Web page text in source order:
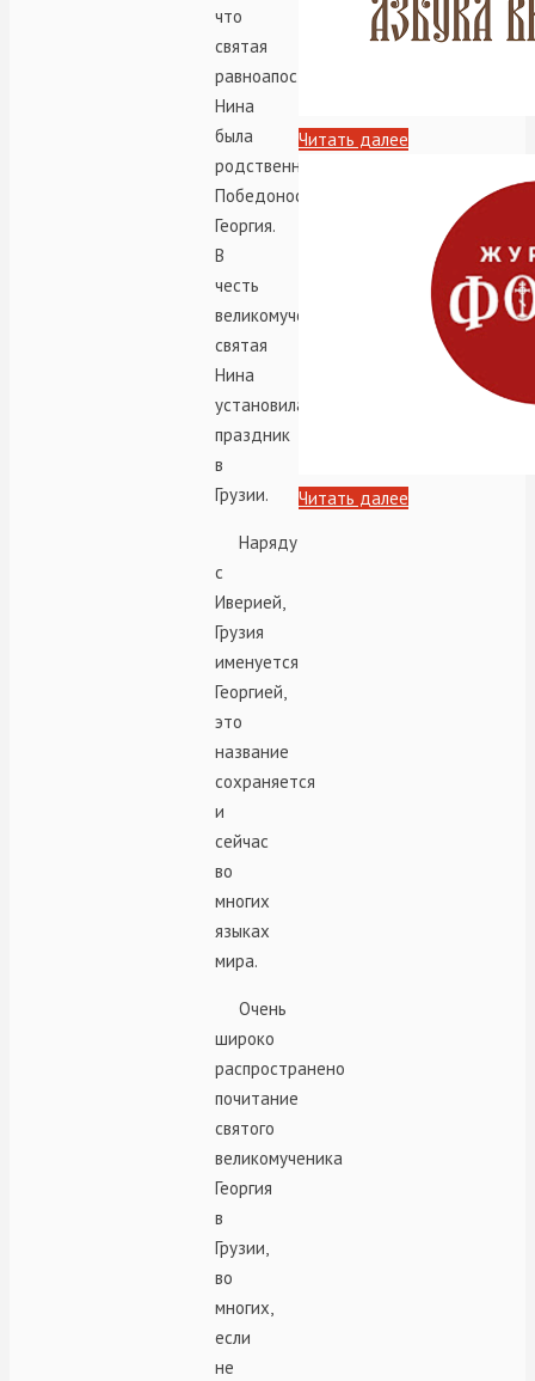
что
святая
равноапостольная
Нина
была
родственницей
Победоносца
Георгия.
В
честь
великомученика
святая
Нина
установила
праздник
в
Грузии.
Наряду
с
Иверией,
Грузия
именуется
Георгией,
это
название
сохраняется
и
сейчас
во
многих
языках
мира.
Очень
широко
распространено
почитание
святого
великомученика
Георгия
в
Грузии,
во
многих,
если
не
Читать далее
Читать далее